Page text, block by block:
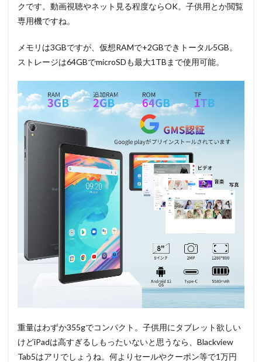
クです。動画視聴やネット見る程度ならOK。子供用とか閲覧
専用機ですね。
メモリは3GBですが、仮想RAMで+2GBできトータル5GB。
ストレージは64GBでmicroSDも最大1TBまで使用可能。
重量はわずか355gでコンパクト。子供用にタブレット欲しい
けどiPadは高すぎるしもったいないと思うなら、Blackview
Tab5はアリでしょうね。何よりセールやクーポン等で1万円